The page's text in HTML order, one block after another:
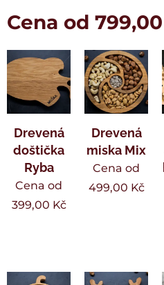
Cena od 799,00
Drevená
doštička
Ryba
Cena od
399,00 Kč
Drevená
miska Mix
Cena od
499,00 Kč